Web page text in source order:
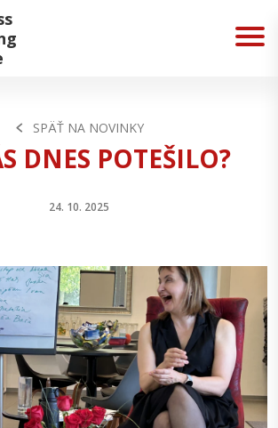
SPÄŤ NA NOVINKY
DNES POTEŠILO?
24. 10. 2025